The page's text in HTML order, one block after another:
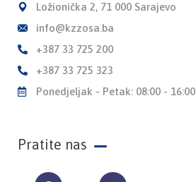
Ložionička 2, 71 000 Sarajevo
info@kzzosa.ba
+387 33 725 200
+387 33 725 323
Ponedjeljak - Petak: 08:00 - 16:00
Pratite nas